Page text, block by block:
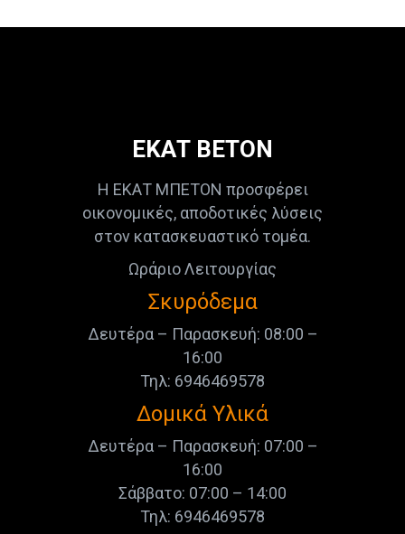
ΕΚΑΤ ΒΕΤΟΝ
Η ΕΚΑΤ ΜΠΕΤΟΝ προσφέρει
οικονομικές, αποδοτικές λύσεις
στον κατασκευαστικό τομέα.
Ωράριο Λειτουργίας
Σκυρόδεμα
Δευτέρα – Παρασκευή: 08:00 –
16:00
Τηλ: 6946469578
Δομικά Υλικά
Δευτέρα – Παρασκευή: 07:00 –
16:00
Σάββατο: 07:00 – 14:00
Τηλ: 6946469578